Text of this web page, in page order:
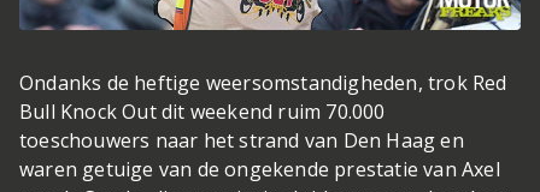
Ondanks de heftige weersomstandigheden, trok Red
Bull Knock Out dit weekend ruim 70.000
toeschouwers naar het strand van Den Haag en
waren getuige van de ongekende prestatie van Axel